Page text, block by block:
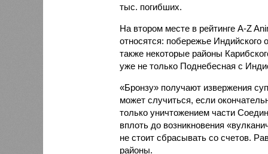
тыс. погибших.
На втором месте в рейтинге A-Z
относятся: побережье
также некоторые районы
уже не только Поднебесная с
«Бронзу» получают извержения
может случиться, если
только уничтожением части
вплоть до возникновения
не стоит сбрасывать со счетов.
районы.